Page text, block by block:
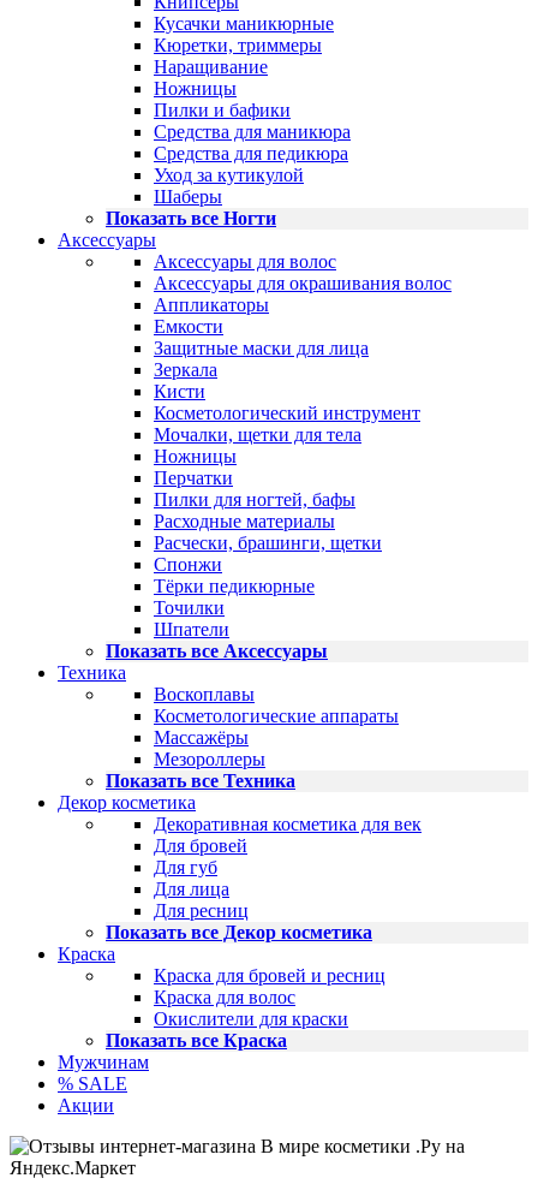
Кусачки маникюрные
Кюретки, триммеры
Наращивание
Ножницы
Пилки и бафики
Средства для маникюра
Средства для педикюра
Уход за кутикулой
Шаберы
Показать все Ногти
Аксессуары
Аксессуары для волос
Аксессуары для окрашивания волос
Аппликаторы
Емкости
Защитные маски для лица
Зеркала
Кисти
Косметологический инструмент
Мочалки, щетки для тела
Ножницы
Перчатки
Пилки для ногтей, бафы
Расходные материалы
Расчески, брашинги, щетки
Спонжи
Тёрки педикюрные
Точилки
Шпатели
Показать все Аксессуары
Техника
Воскоплавы
Косметологические аппараты
Массажёры
Мезороллеры
Показать все Техника
Декор косметика
Декоративная косметика для век
Для бровей
Для губ
Для лица
Для ресниц
Показать все Декор косметика
Краска
Краска для бровей и ресниц
Краска для волос
Окислители для краски
Показать все Краска
Мужчинам
% SALE
Акции